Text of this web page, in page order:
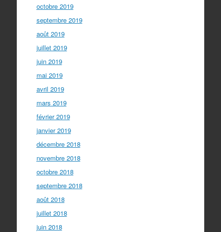
octobre 2019
septembre 2019
août 2019
juillet 2019
juin 2019
mai 2019
avril 2019
mars 2019
février 2019
janvier 2019
décembre 2018
novembre 2018
octobre 2018
septembre 2018
août 2018
juillet 2018
juin 2018